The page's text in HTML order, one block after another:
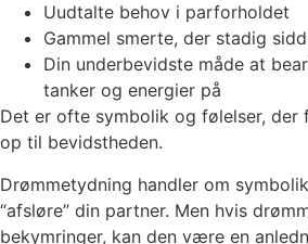
Uudtalte behov i parforholdet
Gammel smerte, der stadig
Din underbevidste måde at
tanker og energier på
Det er ofte symbolik og følelser, der
op til bevidstheden.
Drømmetydning handler om
“afsløre” din partner. Men hvis
bekymringer, kan den være en